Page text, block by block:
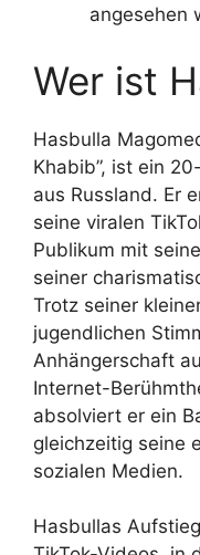
angesehen
Wer ist
Hasbulla
Khabib”, ist ein
aus Russland. Er
seine viralen
Publikum mit
seiner
Trotz seiner
jugendlichen
Anhängerschaft
Internet-
absolviert er ein
gleichzeitig seine
sozialen Medien.
Hasbullas